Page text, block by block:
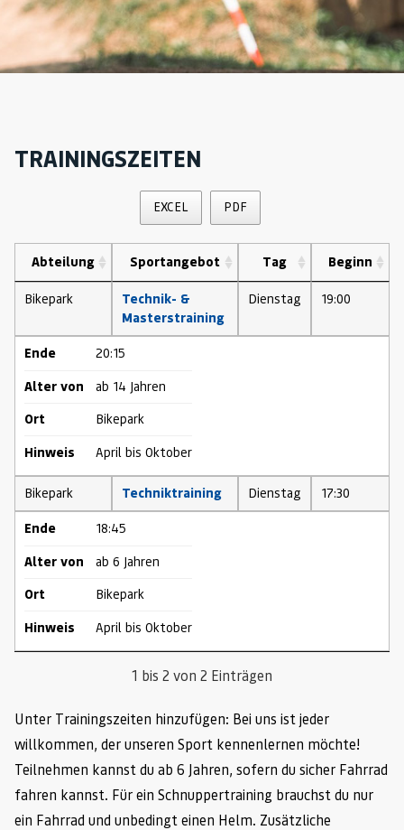
TRAININGSZEITEN
EXCEL PDF
Abteilung Sportangebot Tag Beginn
Bikepark
Technik- &
Masterstraining
Dienstag 19:00
Ende 20:15
Alter von ab 14 Jahren
Ort Bikepark
Hinweis April bis Oktober
Bikepark Techniktraining Dienstag 17:30
Ende 18:45
Alter von ab 6 Jahren
Ort Bikepark
Hinweis April bis Oktober
1 bis 2 von 2 Einträgen
Unter Trainingszeiten hinzufügen: Bei uns ist jeder
willkommen, der unseren Sport kennenlernen möchte!
Teilnehmen kannst du ab 6 Jahren, sofern du sicher Fahrrad
fahren kannst. Für ein Schnuppertraining brauchst du nur
ein Fahrrad und unbedingt einen Helm. Zusätzliche